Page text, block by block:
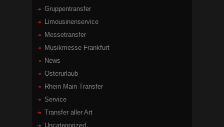
Gruppentransfer
Limousinenservice
Messetransfer
Musikmesse Frankfurt
News
Osterurlaub
Rhein Main Transfer
Service
Transfer aller Art
Uncategorized